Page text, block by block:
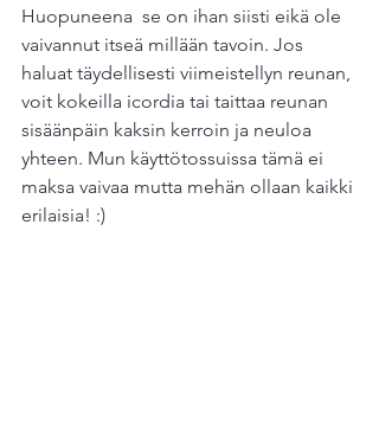
Huopuneena  se on ihan siisti eikä ole
vaivannut itseä millään tavoin. Jos
haluat täydellisesti viimeistellyn reunan,
voit kokeilla icordia tai taittaa reunan
sisäänpäin kaksin kerroin ja neuloa
yhteen. Mun käyttötossuissa tämä ei
maksa vaivaa mutta mehän ollaan kaikki
erilaisia! :)